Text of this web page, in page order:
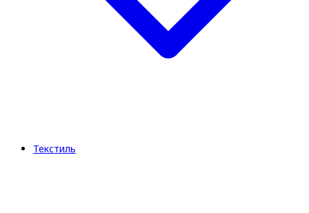
Текстиль